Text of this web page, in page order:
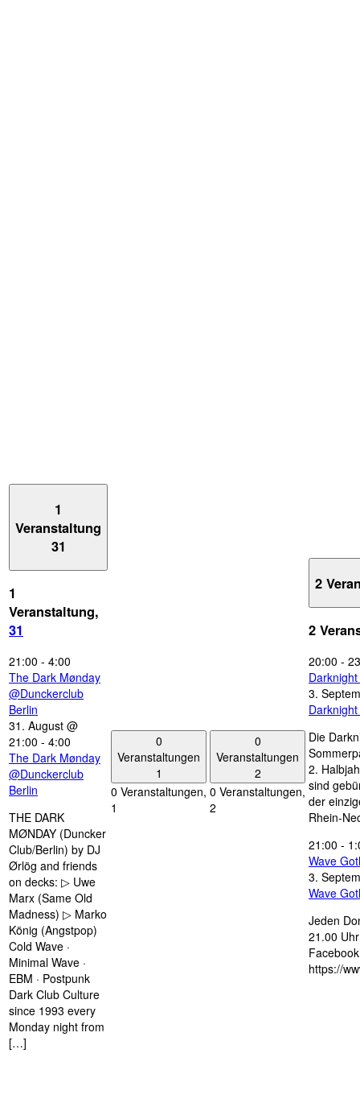
1
Veranstaltung
31
1
Veranstaltung,
31
21:00 - 4:00
The Dark Mønday
@Dunckerclub
Berlin
31. August @
21:00 - 4:00
The Dark Mønday
@Dunckerclub
Berlin
THE DARK
MØNDAY (Duncker
Club/Berlin) by DJ
Ørlög and friends
on decks: ▷ Uwe
Marx (Same Old
Madness) ▷ Marko
König (Angstpop)
Cold Wave ·
Minimal Wave ·
EBM · Postpunk
Dark Club Culture
since 1993 every
Monday night from
[…]
0
Veranstaltungen
1
0 Veranstaltungen,
1
0
Veranstaltungen
2
0 Veranstaltungen,
2
2
2
20:00 -
3.
Die
2.
sind
der
Rhein-
21:00 -
Wave
3.
Wave
Jeden
21.00
https://